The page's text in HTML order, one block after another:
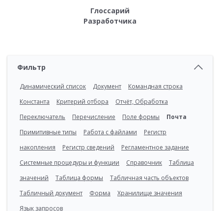
Глоссарий
Разработчика
Фильтр
Динамический список Документ
Командная строка
Константа
Критерий отбора
Отчёт, Обработка
Переключатель
Перечисление Поле формы
Почта
Примитивные типы
Работа с файлами
Регистр
накопления
Регистр сведений
Регламентное задание
Системные процедуры и функции
Справочник
Таблица
значений
Таблица формы
Табличная часть объектов
Табличный документ
Форма
Хранилище значения
Язык запросов